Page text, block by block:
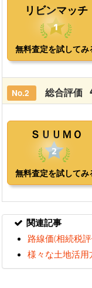
関連記事
路線価(相続税
様々な土地活用